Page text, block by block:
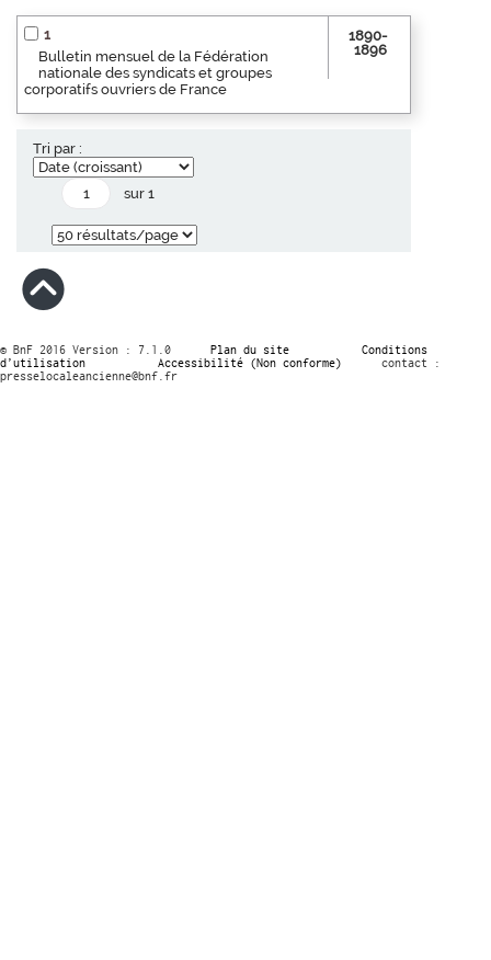
1
Bulletin mensuel de la Fédération
nationale des syndicats et groupes
corporatifs ouvriers de France
1890-
1896
Tri par :
sur 1
© BnF 2016 Version : 7.1.0 Plan du site
Conditions
d’utilisation
Accessibilité (Non conforme)
contact :
presselocaleancienne@bnf.fr